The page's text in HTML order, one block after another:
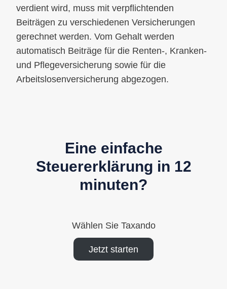
verdient wird, muss mit verpflichtenden
Beiträgen zu verschiedenen Versicherungen
gerechnet werden. Vom Gehalt werden
automatisch Beiträge für die Renten-, Kranken-
und Pflegeversicherung sowie für die
Arbeitslosenversicherung abgezogen.
Eine einfache
Steuererklärung in 12
minuten?
Wählen Sie Taxando
Jetzt starten